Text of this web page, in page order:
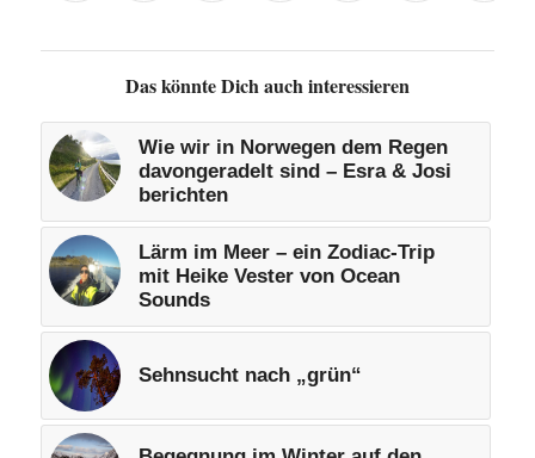
Das könnte Dich auch interessieren
Wie wir in Norwegen dem Regen
davongeradelt sind – Esra & Josi
berichten
Lärm im Meer – ein Zodiac-Trip
mit Heike Vester von Ocean
Sounds
Sehnsucht nach „grün“